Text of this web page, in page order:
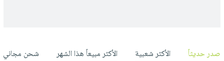
صدر حديثاً الأكثر شعبية الأكثر مبيعاً هذا الشهر شحن مجاني